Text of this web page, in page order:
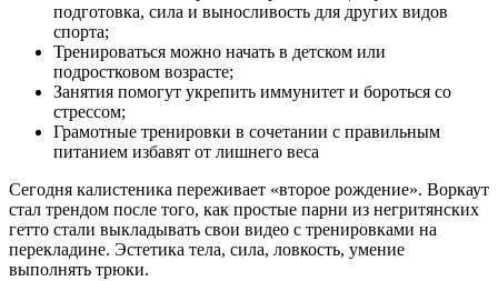
подготовка, сила и выносливость для других видов
спорта;
Тренироваться можно начать в детском или
подростковом возрасте;
Занятия помогут укрепить иммунитет и бороться со
стрессом;
Грамотные тренировки в сочетании с правильным
питанием избавят от лишнего веса
Сегодня калистеника переживает «второе рождение». Воркаут
стал трендом после того, как простые парни из негритянских
гетто стали выкладывать свои видео с тренировками на
перекладине. Эстетика тела, сила, ловкость, умение
выполнять трюки.